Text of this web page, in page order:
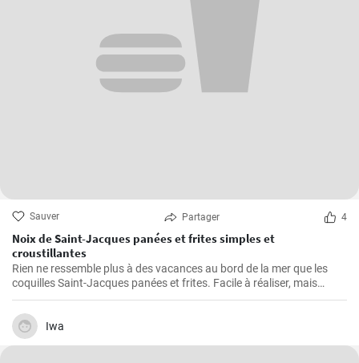
Sauver Partager 4
Noix de Saint-Jacques panées et frites simples et
croustillantes
Rien ne ressemble plus à des vacances au bord de la mer que les
coquilles Saint-Jacques panées et frites. Facile à réaliser, mais
également gastronomique, cette recette permet d'obtenir des
coquilles Saint-Jacques fraîches légèrement panées et dorées, à
l'extérieur croustillant et à l'intérieur succulent. Elles sont parfaites
comme plat principal à servir avec une sauce à tremper, des frites et
Iwa